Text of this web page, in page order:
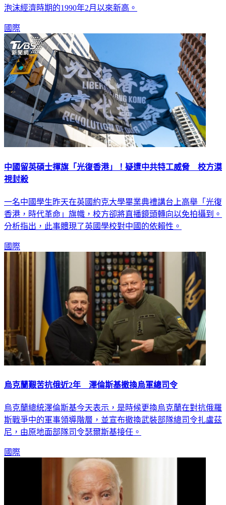
泡沫經濟時期的1990年2月以來新高。
國際
中國留英碩士揮旗「光復香港」！疑遭中共特工威脅 校方漠
視封殺
一名中國學生昨天在英國約克大學畢業典禮講台上高舉「光復
香港，時代革命」旗幟，校方卻將直播鏡頭轉向以免拍攝到。
分析指出，此事體現了英國學校對中國的依賴性。
國際
烏克蘭艱苦抗俄近2年 澤倫斯基撤換烏軍總司令
烏克蘭總統澤倫斯基今天表示，是時候更換烏克蘭在對抗俄羅
斯戰爭中的軍事領導階層，並宣布撤換武裝部隊總司令扎盧茲
尼，由原地面部隊司令瑟爾斯基接任。
國際